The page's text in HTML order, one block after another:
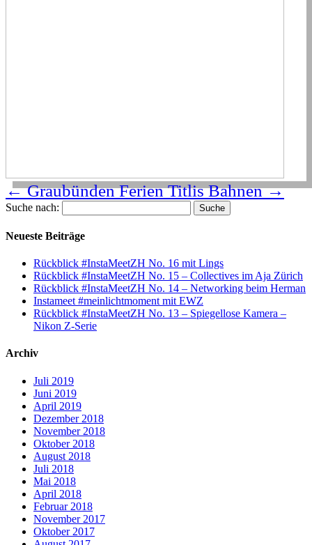
←Graubünden Ferien Titlis Bahnen→
Suche nach:
Neueste Beiträge
Rückblick #InstaMeetZH No. 16 mit Lings
Rückblick #InstaMeetZH No. 15 – Collectives im Aja Zürich
Rückblick #InstaMeetZH No. 14 – Networking beim Herman
Instameet #meinlichtmoment mit EWZ
Rückblick #InstaMeetZH No. 13 – Spiegellose Kamera –
Nikon Z-Serie
Archiv
Juli 2019
Juni 2019
April 2019
Dezember 2018
November 2018
Oktober 2018
August 2018
Juli 2018
Mai 2018
April 2018
Februar 2018
November 2017
Oktober 2017